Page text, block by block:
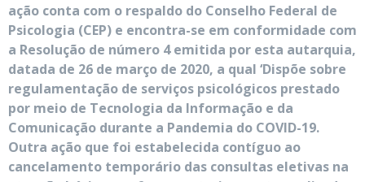
ação conta com o respaldo do Conselho Federal de
Psicologia (CEP) e encontra-se em conformidade com
a Resolução de número 4 emitida por esta autarquia,
datada de 26 de março de 2020, a qual ‘Dispõe sobre
regulamentação de serviços psicológicos prestado
por meio de Tecnologia da Informação e da
Comunicação durante a Pandemia do COVID-19.
Outra ação que foi estabelecida contíguo ao
cancelamento temporário das consultas eletivas na